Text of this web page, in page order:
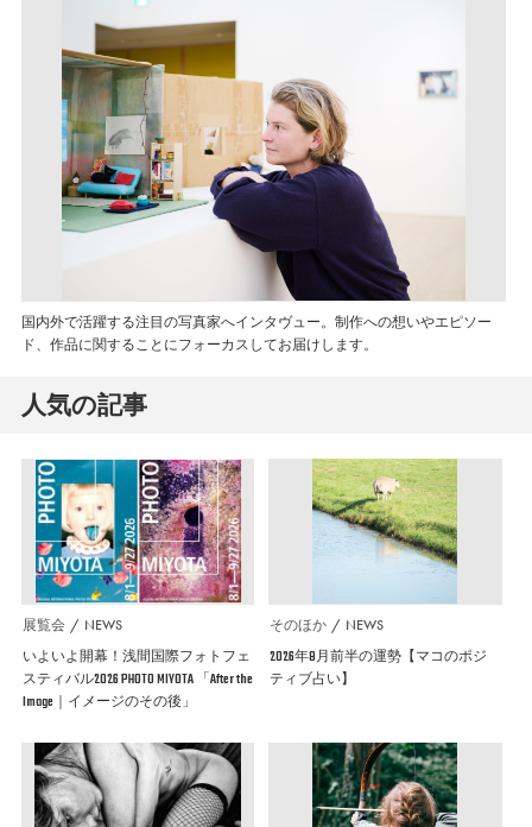
国内外で活躍する注目の写真家へインタヴュー。制作への想いやエピソー
ド、作品に関することにフォーカスしてお届けします。
人気の記事
展覧会 NEWS
いよいよ開幕！浅間国際フォトフェ
スティバル2026 PHOTO MIYOTA 「After the
Image｜イメージのその後」
そのほか NEWS
2026年8月前半の運勢【マコのポジ
ティブ占い】